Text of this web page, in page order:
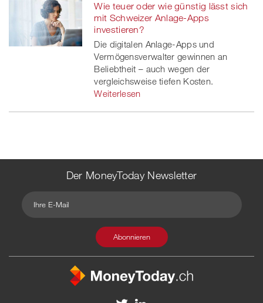
Wie teuer oder wie günstig lässt sich
mit Schweizer Anlage-Apps
investieren?
Die digitalen Anlage-Apps und
Vermögensverwalter gewinnen an
Beliebtheit – auch wegen der
vergleichsweise tiefen Kosten.
Weiterlesen
Der MoneyToday Newsletter